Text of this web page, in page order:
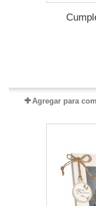
Agregar para